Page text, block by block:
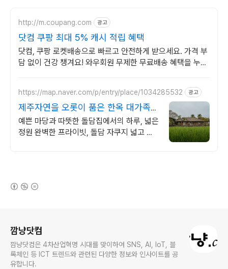
http://m.coupang.com 광고
닷컴 쿠팡 최대 5% 캐시 적립 혜택
닷컴, 쿠팡 로켓배송으로 빠르고 안전하게 받으세요. 가격 부
담 없이 건강 챙겨요! 와우회원 무제한 무료배송 혜택을 누리
https://map.naver.com/p/entry/place/1034285532 광고
제주자연을 오롯이 품은 한옥 대가족형
감성돌집 8인까지
예쁜 마당과 따뜻한 돌담집에서의 하루, 넓은
정원 완벽한 프라이빗, 돌담 자쿠지 넓고 탁
깜냥닷컴
깜냥닷컴은 4차산업혁명 시대를 맞이하여 SNS, AI, IoT, 블
록체인 등 ICT 트렌드와 관련된 다양한 정보와 인사이트를 공
유합니다.